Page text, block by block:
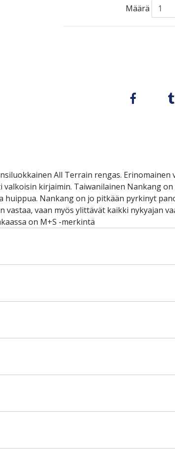
Määrä
All Terrain rengas.
kirjaimin. Taiwanilainen Nankang
Nankang on jo pitkään pyrkinyt
vaan myös ylittävät kaikki nykyajan
on M+S -merkintä